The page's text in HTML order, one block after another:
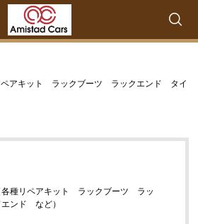
MA55 MA56
EU
EU
ペアキット ラックブーツ ラックエンド タイ
各種リペアキット ラックブーツ ラッ
ンド など）